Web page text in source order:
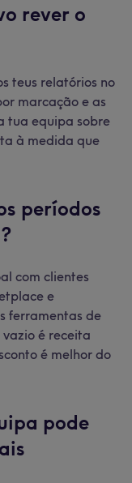
rever o
teus relatórios no
marcação e as
tua equipa sobre
à medida que
períodos
com clientes
e
ferramentas de
é receita
é melhor do
pode